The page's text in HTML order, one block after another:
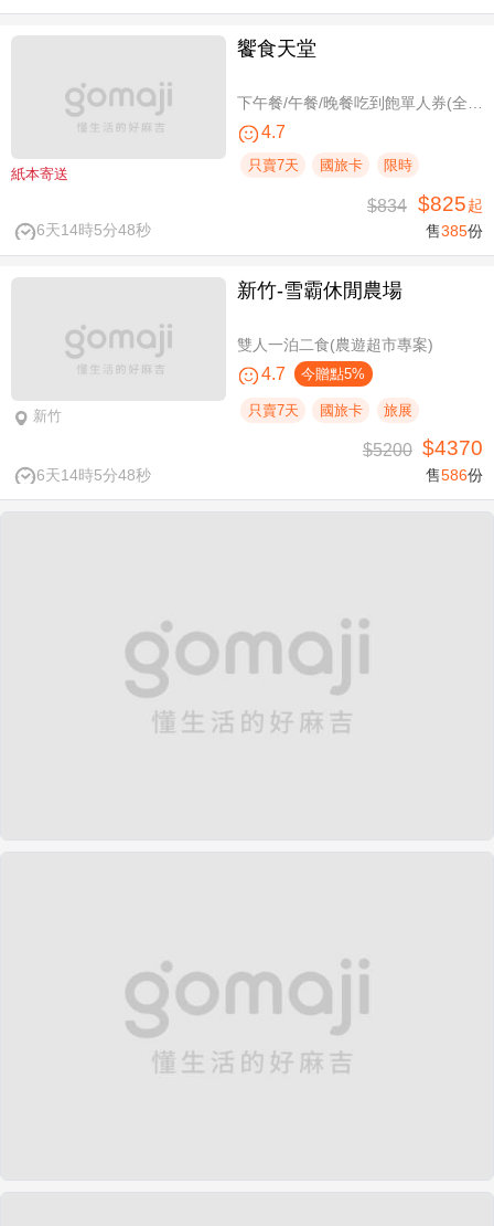
紙本寄送
饗食天堂
下午餐/午餐/晚餐吃到飽單人券(全台分店可用)
4.7
只賣7天 國旅卡 限時
6天14時5分47秒
$834 $825起
售385份
新竹
新竹-雪霸休閒農場
雙人一泊二食(農遊超市專案)
4.7 今贈點5%
只賣7天 國旅卡 旅展
6天14時5分47秒
$5200 $4370
售586份